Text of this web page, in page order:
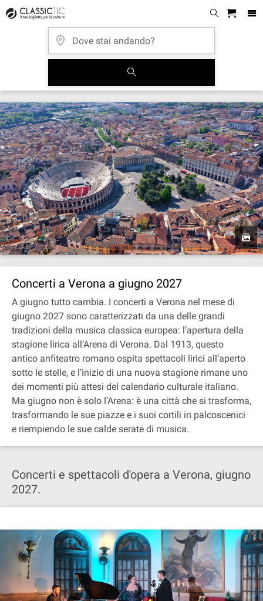
Concerti a Verona a giugno 2027
A giugno tutto cambia. I concerti a Verona nel mese di
giugno 2027 sono caratterizzati da una delle grandi
tradizioni della musica classica europea: l’apertura della
stagione lirica all’Arena di Verona. Dal 1913, questo
antico anfiteatro romano ospita spettacoli lirici all’aperto
sotto le stelle, e l’inizio di una nuova stagione rimane uno
dei momenti più attesi del calendario culturale italiano.
Ma giugno non è solo l’Arena: è una città che si trasforma,
trasformando le sue piazze e i suoi cortili in palcoscenici
e riempiendo le sue calde serate di musica.
Concerti e spettacoli d'opera a Verona, giugno
2027.